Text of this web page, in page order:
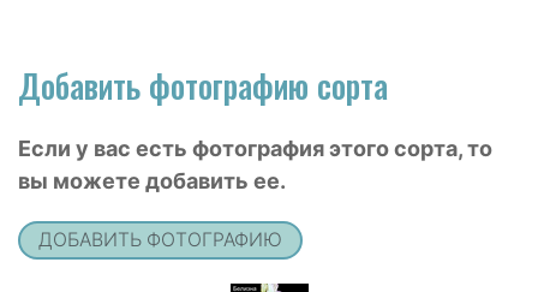
Добавить фотографию сорта
Если у вас есть фотография этого сорта, то
вы можете добавить ее.
ДОБАВИТЬ ФОТОГРАФИЮ